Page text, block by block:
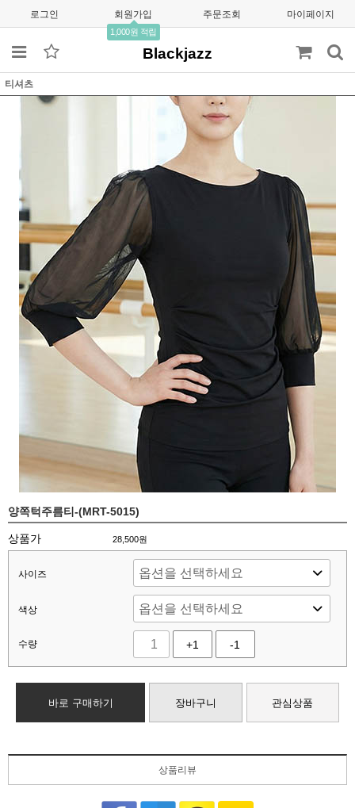
로그인 회원가입
1,000원 적립
주문조회 마이페이지
Blackjazz
티셔츠
양쪽턱주름티-(MRT-5015)
상품가 28,500원
사이즈
색상
수량 +1 -1
바로 구매하기 장바구니 관심상품
상품리뷰